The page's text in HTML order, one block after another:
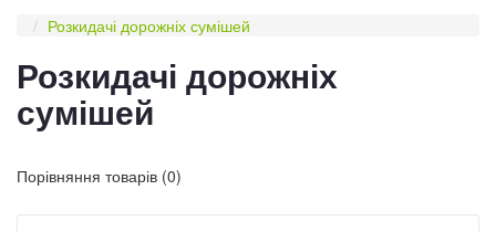
Розкидачі дорожніх сумішей
Розкидачі дорожніх
сумішей
Порівняння товарів (0)